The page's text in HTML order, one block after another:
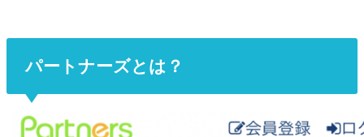
パートナーズとは？